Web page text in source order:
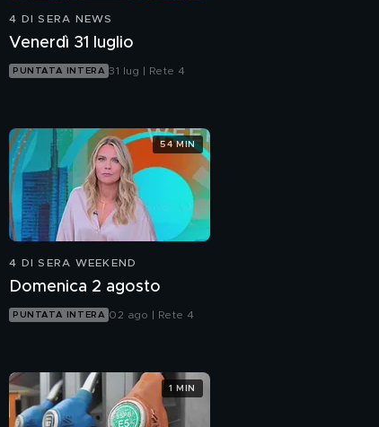
4 DI SERA NEWS
Venerdì 31 luglio
PUNTATA INTERA 31 lug | Rete 4
4 DI SERA WEEKEND
Domenica 2 agosto
PUNTATA INTERA 02 ago | Rete 4
54 MIN
1 MIN